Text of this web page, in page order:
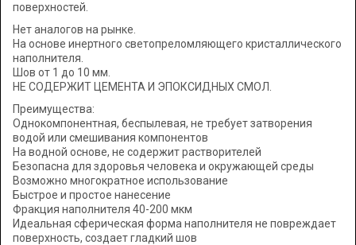
поверхностей.
Нет аналогов на рынке.
На основе инертного светопреломляющего кристаллического
наполнителя.
Шов от 1 до 10 мм.
НЕ СОДЕРЖИТ ЦЕМЕНТА И ЭПОКСИДНЫХ СМОЛ.
Преимущества:
Однокомпонентная, беспылевая, не требует затворения
водой или смешивания компонентов
На водной основе, не содержит растворителей
Безопасна для здоровья человека и окружающей среды
Возможно многократное использование
Быстрое и простое нанесение
Фракция наполнителя 40-200 мкм
Идеальная сферическая форма наполнителя не повреждает
поверхность, создает гладкий шов